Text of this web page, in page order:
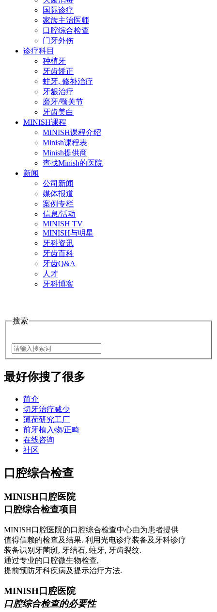
国际诊疗
家族主治医师
口腔综合检查
门牙外伤
诊疗科目
种植牙
牙齿矫正
蛀牙, 修补治疗
牙龈治疗
磨牙/颚关节
牙齿美白
MINISH课程
MINISH课程介绍
Minish课程表
Minish提供商
查找Minish的医院
新闻
公司新闻
媒体报道
案例专栏
信息/活动
MINISH TV
MINISH与明星
牙科资讯
牙齿百科
牙齿Q&A
人才
牙科博客
搜索
最好你搜了很多
简介
切牙治疗减少
薄荷研究工厂
前牙植入物/正畸
在线咨询
社区
口腔综合检查
MINISH口腔医院
口腔综合检查项目
MINISH口腔医院的口腔综合检查中心由为患者提供
值得信赖的检查及结果. 利用光电诊疗装备及牙科诊疗
装备识别牙菌斑, 牙结石, 蛀牙, 牙齿裂纹.
通过专业的口腔微生物检查,
提前预防牙科疾病及提示治疗方法.
MINISH口腔医院
口腔综合检查的必要性